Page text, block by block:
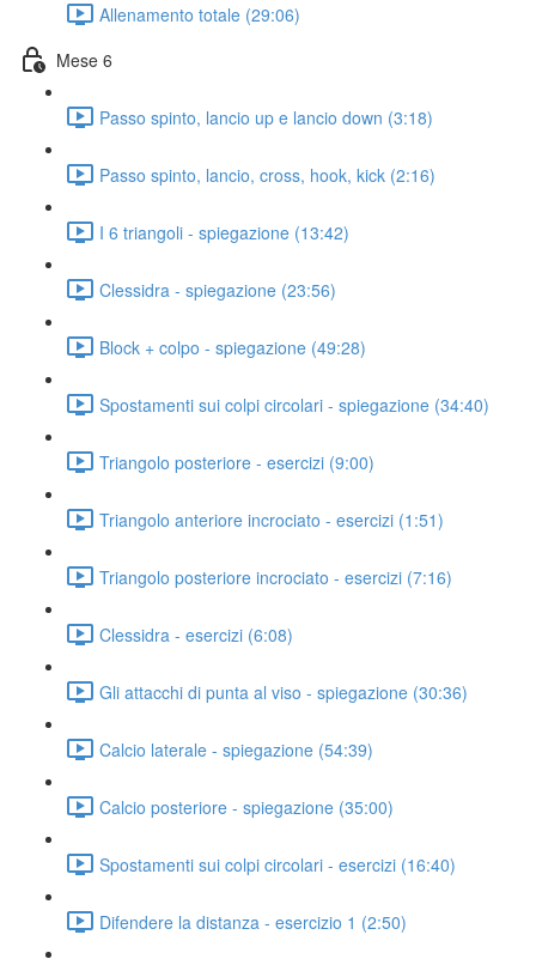
Allenamento totale (29:06)
Mese 6
Passo spinto, lancio up e lancio down (3:18)
Passo spinto, lancio, cross, hook, kick (2:16)
I 6 triangoli - spiegazione (13:42)
Clessidra - spiegazione (23:56)
Block + colpo - spiegazione (49:28)
Spostamenti sui colpi circolari - spiegazione (34:40)
Triangolo posteriore - esercizi (9:00)
Triangolo anteriore incrociato - esercizi (1:51)
Triangolo posteriore incrociato - esercizi (7:16)
Clessidra - esercizi (6:08)
Gli attacchi di punta al viso - spiegazione (30:36)
Calcio laterale - spiegazione (54:39)
Calcio posteriore - spiegazione (35:00)
Spostamenti sui colpi circolari - esercizi (16:40)
Difendere la distanza - esercizio 1 (2:50)